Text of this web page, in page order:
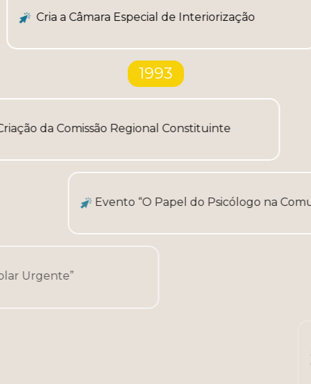
Cria a Câmara Especial de Interiorização
1993
Criação da Comissão Regional Constituinte
Evento “O Papel do Psicólogo na Comunidade”
Evento “Psicólogo Escolar Urgente”